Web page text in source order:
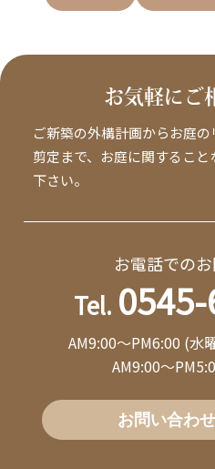
お気軽にご
ご新築の外構計画からお庭
剪定まで、お庭に関するこ
下さい。
お電話での
Tel.
AM9:00～PM6:00 (水
AM9:00～
お問い合わ